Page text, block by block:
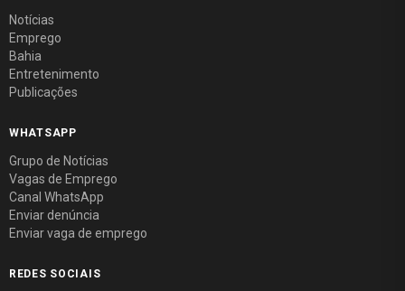
Notícias
Emprego
Bahia
Entretenimento
Publicações
WHATSAPP
Grupo de Notícias
Vagas de Emprego
Canal WhatsApp
Enviar denúncia
Enviar vaga de emprego
REDES SOCIAIS